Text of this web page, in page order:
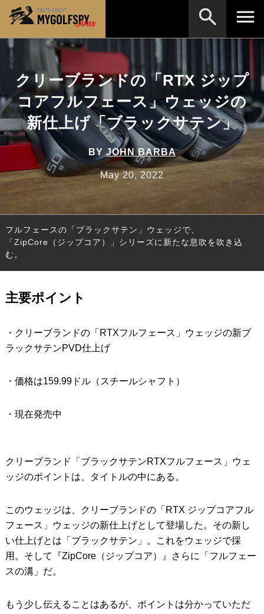
クリーブランドの「RTX ジップ
コアフルフェース」ウェッジの
新仕上げ「ブラックサテン」
BYJOHN BARBA
May 20, 2022
フルフェースの「ブラックサテン」ウェッジで、
「ZipCore（ジップコア）」シリーズに新たな息吹を吹き込
む。
主要ポイント
・クリーブランドの「RTXフルフェース」ウェッジの新ブ
ラックサテンPVD仕上げ
・価格は159.99ドル（スチールシャフト）
・現在発売中
クリーブランド「ブラックサテンRTXフルフェース」ウェ
ッジのポイントは、タイトルの中にある。
このウェッジは、クリーブランドの「RTX ジップコアフル
フェース」ウェッジの新仕上げとして登場した。その新し
い仕上げとは「ブラックサテン」。これをウェッジで採
用。そして『ZipCore（ジップコア）』さらに「フルフェー
スの溝」だ。
もう少し伝えることはあるが、ポイントは分かっていただ
MOST WANTED テストランキング
NEW RELEASES 新製品情報
HOW TO ゴルフ上達・実践テクニック
LAB テスト・データ検証
Golf News ゴルフニュース
REVIEWS
FAIRWAY WOODS フェアウェイウッド
HYBRIDS
PUTTERS パター
Editor’s Picks 編集部のおすすめ
Our Team
ABOUT US MyGolfSpyJapanとは？
※メーカー名やクラブ名など、検索したい事柄を入
力してください。
検索